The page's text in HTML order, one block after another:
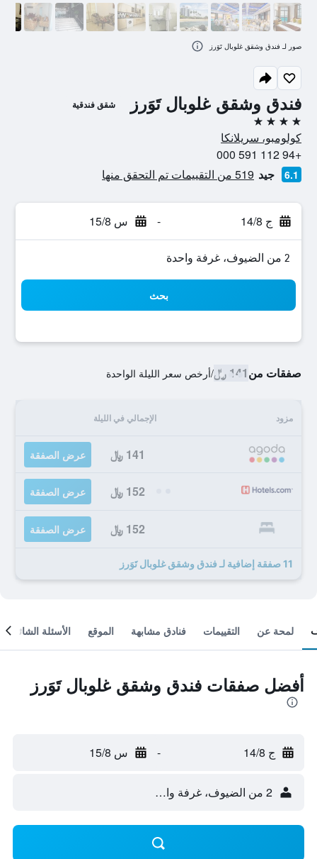
فندق وشقق غلوبال تَوَرز شقق فندقية
4 نجوم
كولومبو، سريلانكا
+94 112 591 000
6.1 جيد 519 من التقييمات تم التحقق منها
ج 14/8 - س 15/8
2 من الضيوف، غرفة واحدة
بحث
صفقات من141 ﷼ /أرخص سعر الليلة الواحدة
مزود الإجمالي في الليلة
141 ﷼ عرض الصفقة
152 ﷼ عرض الصفقة
152 ﷼ عرض الصفقة
11 صفقة إضافية لـ فندق وشقق غلوبال تَوَرز
صور لـ فندق وشقق غلوبال تَوَرز
لمحة عن التقييمات فنادق مشابهة الموقع الأسئلة الشائعة
أفضل صفقات فندق وشقق غلوبال تَوَرز
ج 14/8 - س 15/8
2 من الضيوف، غرفة واحدة